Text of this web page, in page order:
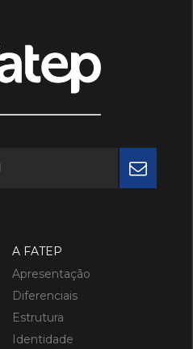
A FATEP
Apresentação
Diferenciais
Estrutura
Identidade